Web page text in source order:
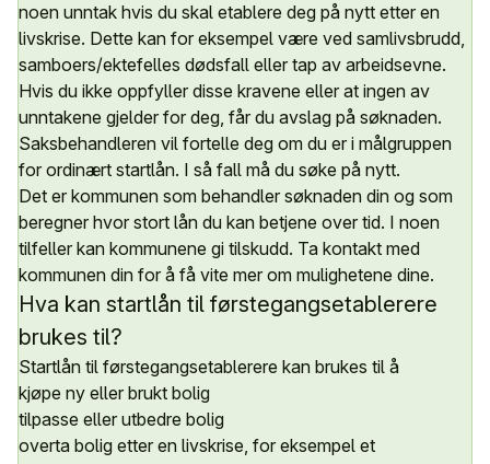
noen unntak hvis du skal etablere deg på nytt etter en
livskrise. Dette kan for eksempel være ved samlivsbrudd,
samboers/ektefelles dødsfall eller tap av arbeidsevne.
Hvis du ikke oppfyller disse kravene eller at ingen av
unntakene gjelder for deg, får du avslag på søknaden.
Saksbehandleren vil fortelle deg om du er i målgruppen
for ordinært startlån. I så fall må du søke på nytt.
Det er kommunen som behandler søknaden din og som
beregner hvor stort lån du kan betjene over tid. I noen
tilfeller kan kommunene gi tilskudd. Ta kontakt med
kommunen din for å få vite mer om mulighetene dine.
Hva kan startlån til førstegangsetablerere
brukes til?
Startlån til førstegangsetablerere kan brukes til å
kjøpe ny eller brukt bolig
tilpasse eller utbedre bolig
overta bolig etter en livskrise, for eksempel et